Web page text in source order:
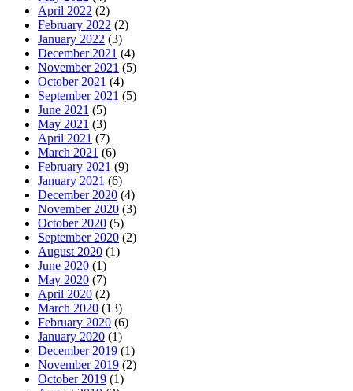
April 2022 (2)
February 2022 (2)
January 2022 (3)
December 2021 (4)
November 2021 (5)
October 2021 (4)
September 2021 (5)
June 2021 (5)
May 2021 (3)
April 2021 (7)
March 2021 (6)
February 2021 (9)
January 2021 (6)
December 2020 (4)
November 2020 (3)
October 2020 (5)
September 2020 (2)
August 2020 (1)
June 2020 (1)
May 2020 (7)
April 2020 (2)
March 2020 (13)
February 2020 (6)
January 2020 (1)
December 2019 (1)
November 2019 (2)
October 2019 (1)